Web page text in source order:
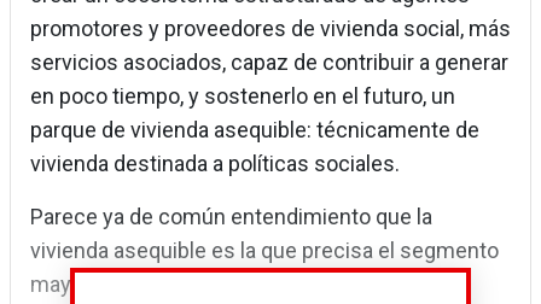
promotores y proveedores de vivienda social, más
servicios asociados, capaz de contribuir a generar
en poco tiempo, y sostenerlo en el futuro, un
parque de vivienda asequible: técnicamente de
vivienda destinada a políticas sociales.
Parece ya de común entendimiento que la
vivienda asequible es la que precisa el segmento
mayoritario de la población. El vendaval, ya